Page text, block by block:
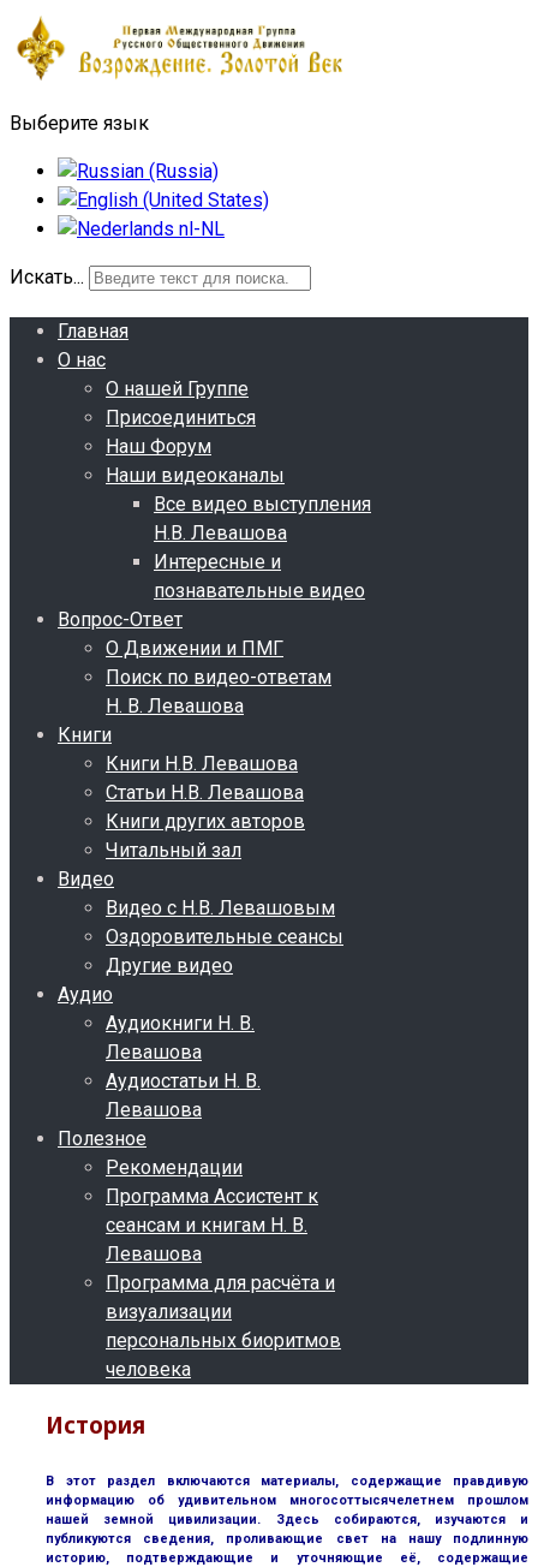
Выберите язык
Искать...
Главная
О нас
О нашей Группе
Присоединиться
Наш Форум
Наши видеоканалы
Все видео выступления
Н.В. Левашова
Интересные и
познавательные видео
Вопрос-Ответ
О Движении и ПМГ
Поиск по видео-ответам
Н. В. Левашова
Книги
Книги Н.В. Левашова
Статьи Н.В. Левашова
Книги других авторов
Читальный зал
Видео
Видео с Н.В. Левашовым
Оздоровительные сеансы
Другие видео
Аудио
Аудиокниги Н. В.
Левашова
Аудиостатьи Н. В.
Левашова
Полезное
Рекомендации
Программа Ассистент к
сеансам и книгам Н. В.
Левашова
Программа для расчёта и
визуализации
персональных биоритмов
человека
История
В этот раздел включаются материалы, содержащие правдивую
информацию об удивительном многосоттысячелетнем прошлом
нашей земной цивилизации. Здесь собираются, изучаются и
публикуются сведения, проливающие свет на нашу подлинную
историю, подтверждающие и уточняющие её, содержащие